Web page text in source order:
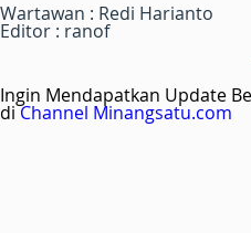
Wartawan : Redi Harianto
Editor : ranof
Ingin Mendapatkan Update
diChannel Minangsatu.com